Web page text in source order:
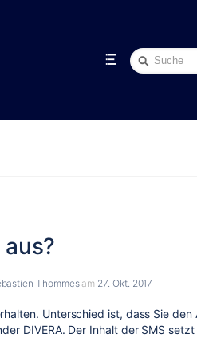
Schnellsuche
Thommesam 27. Okt. 2017
Unterschied ist, dass Sie
DIVERA. Der Inhalt der SMS